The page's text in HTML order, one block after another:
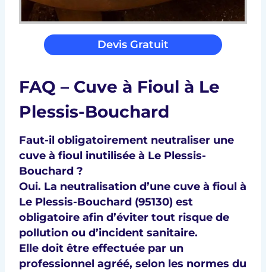
Devis Gratuit
FAQ – Cuve à Fioul à Le
Plessis-Bouchard
Faut-il obligatoirement neutraliser une
cuve à fioul inutilisée à Le Plessis-
Bouchard ?
Oui. La neutralisation d’une cuve à fioul à
Le Plessis-Bouchard (95130) est
obligatoire afin d’éviter tout risque de
pollution ou d’incident sanitaire.
Elle doit être effectuée par un
professionnel agréé, selon les normes du